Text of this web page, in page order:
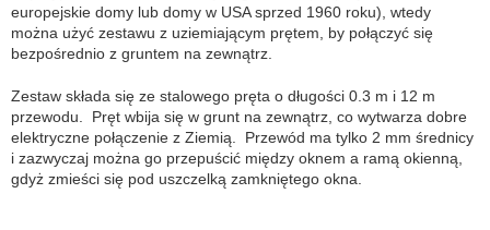
europejskie domy lub domy w USA sprzed 1960 roku), wtedy
można użyć zestawu z uziemiającym prętem, by połączyć się
bezpośrednio z gruntem na zewnątrz.
Zestaw składa się ze stalowego pręta o długości 0.3 m i 12 m
przewodu. Pręt wbija się w grunt na zewnątrz, co wytwarza dobre
elektryczne połączenie z Ziemią. Przewód ma tylko 2 mm średnicy
i zazwyczaj można go przepuścić między oknem a ramą okienną,
gdyż zmieści się pod uszczelką zamkniętego okna.